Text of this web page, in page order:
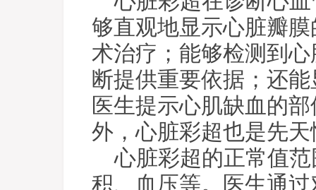
够直观地显示心脏瓣
术治疗；能够检测到
断提供重要依据；还
医生提示心肌缺血的
外，心脏彩超也是先
心脏彩超的正常值
积、血压等。医生通